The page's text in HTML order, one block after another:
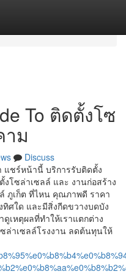
To ติดตั้งโซ
าม
Discuss
แชร์หน้านี้ บริการรับติดตั้ง
โซล่าเซลล์ และ งานก่อสร้าง
ภูเก็ต ที่ไหน คุณภาพดี ราคา
ศใด และมีสิ่งกีดขวางบดบัง
ดูเหตุผลที่ทำให้เราแตกต่าง
ล่าเซลล์โรงงาน ลดต้นทุนให้